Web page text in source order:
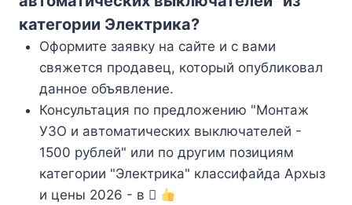
категории Электрика?
Оформите заявку на сайте и с вами
свяжется продавец, который опубликовал
данное объявление.
Консультация по предложению "Монтаж
УЗО и автоматических выключателей -
1500 рублей" или по другим позициям
категории "Электрика" классифайда Архыз
и цены 2026 - в